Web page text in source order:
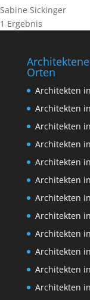
Sabine Sickinger
1 Ergebnis
Orten
Architekten
Architekten
Architekten
Architekten
Architekten
Architekten
Architekten
Architekten
Architekten
Architekten
Architekten
Architekten